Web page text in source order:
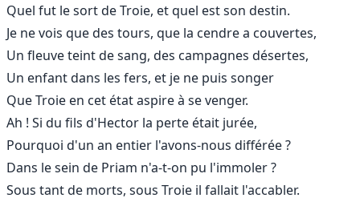
Quel fut le sort de Troie, et quel est son destin.
Je ne vois que des tours, que la cendre a couvertes,
Un fleuve teint de sang, des campagnes désertes,
Un enfant dans les fers, et je ne puis songer
Que Troie en cet état aspire à se venger.
Ah ! Si du fils d'Hector la perte était jurée,
Pourquoi d'un an entier l'avons-nous différée ?
Dans le sein de Priam n'a-t-on pu l'immoler ?
Sous tant de morts, sous Troie il fallait l'accabler.